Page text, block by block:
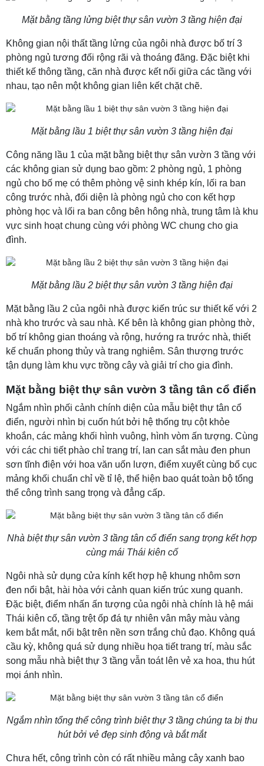
Mặt bằng tầng lửng biệt thự sân vườn 3 tầng hiện đại
Không gian nội thất tầng lửng của ngôi nhà được bố trí 3
phòng ngủ tương đối rộng rãi và thoáng đãng. Đặc biệt khi
thiết kế thông tầng, căn nhà được kết nối giữa các tầng với
nhau, tạo nên một không gian liên kết chặt chẽ.
Mặt bằng lầu 1 biệt thự sân vườn 3 tầng hiện đại
Công năng lầu 1 của mặt bằng biệt thự sân vườn 3 tầng với
các không gian sử dụng bao gồm: 2 phòng ngủ, 1 phòng
ngủ cho bố mẹ có thêm phòng vệ sinh khép kín, lối ra ban
công trước nhà, đối diện là phòng ngủ cho con kết hợp
phòng học và lối ra ban công bên hông nhà, trung tâm là khu
vực sinh hoạt chung cùng với phòng WC chung cho gia
đình.
Mặt bằng lầu 2 biệt thự sân vườn 3 tầng hiện đại
Mặt bằng lầu 2 của ngôi nhà được kiến trúc sư thiết kế với 2
nhà kho trước và sau nhà. Kế bên là không gian phòng thờ,
bố trí không gian thoáng và rộng, hướng ra trước nhà, thiết
kế chuẩn phong thủy và trang nghiêm. Sân thượng trước
tận dụng làm khu vực trồng cây và giải trí cho gia đình.
Mặt bằng biệt thự sân vườn 3 tầng tân cổ điển
Ngắm nhìn phối cảnh chính diện của mẫu biệt thự tân cổ
điển, người nhìn bị cuốn hút bởi hệ thống trụ cột khỏe
khoắn, các mảng khối hình vuông, hình vòm ấn tượng. Cùng
với các chi tiết phào chỉ trang trí, lan can sắt màu đen phun
sơn tĩnh điện với hoa văn uốn lượn, điểm xuyết cùng bố cục
mảng khối chuẩn chỉ về tỉ lệ, thể hiện bao quát toàn bộ tổng
thể công trình sang trọng và đẳng cấp.
Nhà biệt thự sân vườn 3 tầng tân cổ điển sang trọng kết hợp
cùng mái Thái kiên cố
Ngôi nhà sử dụng cửa kính kết hợp hệ khung nhôm sơn
đen nổi bật, hài hòa với cảnh quan kiến trúc xung quanh.
Đặc biệt, điểm nhấn ấn tượng của ngôi nhà chính là hệ mái
Thái kiên cố, tầng trệt ốp đá tự nhiên vân mây màu vàng
kem bắt mắt, nổi bật trên nền sơn trắng chủ đạo. Không quá
cầu kỳ, không quá sử dụng nhiều họa tiết trang trí, màu sắc
song mẫu nhà biệt thự 3 tầng vẫn toát lên vẻ xa hoa, thu hút
mọi ánh nhìn.
Ngắm nhìn tổng thể công trình biệt thự 3 tầng chúng ta bị thu
hút bởi vẻ đẹp sinh động và bắt mắt
Chưa hết, công trình còn có rất nhiều mảng cây xanh bao